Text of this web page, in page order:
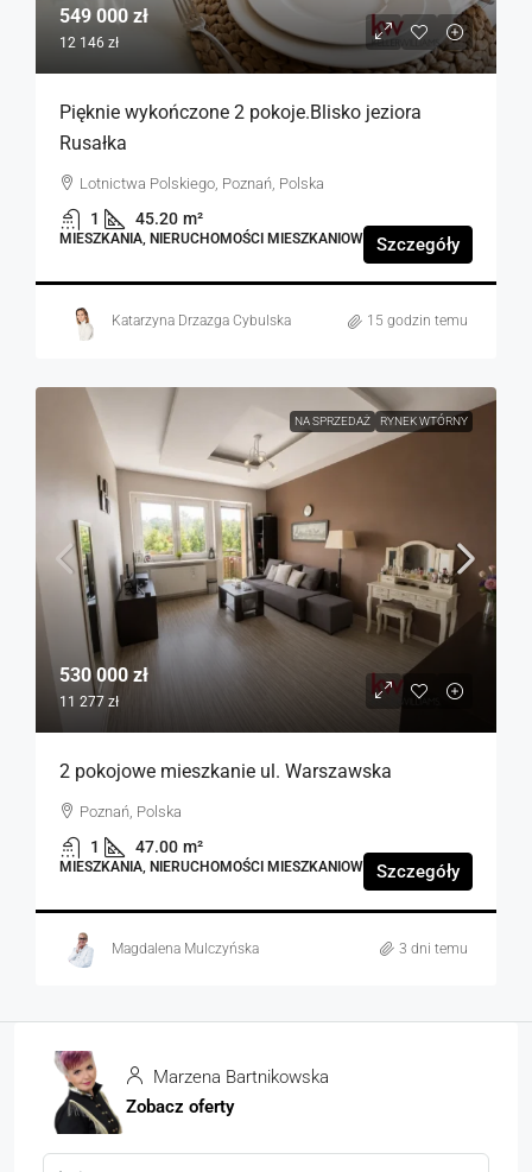
549 000 zł
12 146 zł
Pięknie wykończone 2 pokoje.Blisko jeziora
Rusałka
Lotnictwa Polskiego, Poznań, Polska
1 45.20 m²
MIESZKANIA, NIERUCHOMOŚCI MIESZKANIOWE Szczegóły
Katarzyna Drzazga Cybulska 15 godzin temu
NA SPRZEDAŻ RYNEK WTÓRNY
530 000 zł
11 277 zł
2 pokojowe mieszkanie ul. Warszawska
Poznań, Polska
1 47.00 m²
MIESZKANIA, NIERUCHOMOŚCI MIESZKANIOWE Szczegóły
Magdalena Mulczyńska 3 dni temu
Marzena Bartnikowska
Zobacz oferty